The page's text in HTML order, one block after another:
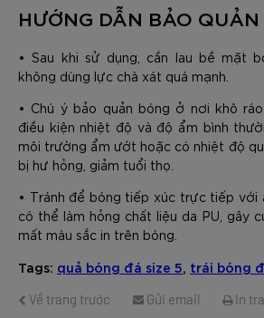
HƯỚNG DẪN BẢO QUẢN
• Sau khi sử dụng, cần lau bề mặt
không dùng lực chà xát quá mạnh.
• Chú ý bảo quản bóng ở nơi khô
điều kiện nhiệt độ và độ ẩm bình
môi trường ẩm ướt hoặc có nhiệt độ
bị hư hỏng, giảm tuổi thọ.
• Tránh để bóng tiếp xúc trực tiếp với
có thể làm hỏng chất liệu da PU, gây
mất màu sắc in trên bóng.
Tags: quả bóng đá size 5 trái bóng
Về trang trước Gửi email In